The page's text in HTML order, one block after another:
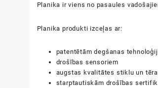
Planika ir viens no pasaules
Planika produkti izceļas ar:
patentētām degšanas
drošības sensoriem
augstas kvalitātes stiklu un
starptautiskām drošības